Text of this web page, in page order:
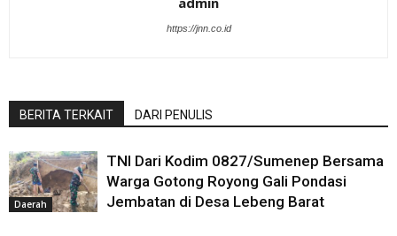
https://jnn.co.id
BERITA TERKAIT DARI PENULIS
Daerah
TNI Dari Kodim 0827/Sumenep Bersama
Warga Gotong Royong Gali Pondasi
Jembatan di Desa Lebeng Barat